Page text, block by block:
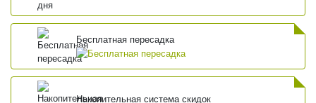
Бесплатная пересадка
Накопительная система скидок